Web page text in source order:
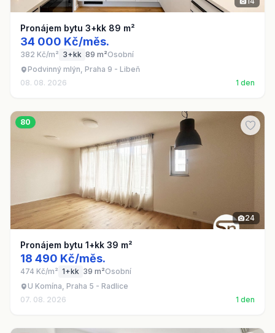
Pronájem bytu 3+kk 89 m²
34 000 Kč/měs.
382 Kč/m² 3+kk 89 m²Osobní
Podvinný mlýn, Praha 9 - Libeň
08. 08. 2026
1 den
80
24
Pronájem bytu 1+kk 39 m²
18 490 Kč/měs.
474 Kč/m² 1+kk 39 m²Osobní
U Komína, Praha 5 - Radlice
07. 08. 2026
1 den